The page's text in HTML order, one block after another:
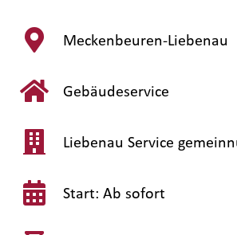
Meckenbeuren-Liebenau
Gebäudeservice
Liebenau Service
Start: Ab sofort